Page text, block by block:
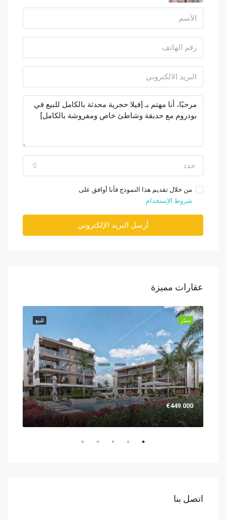
حدد
من خلال تقديم هذا النموذج فأنا أوافق على
شروط الإستخدام
أرسل البريد الإلكتروني
عقارات مميزة
للبيع مميّز
€449.000
اتصل بنا